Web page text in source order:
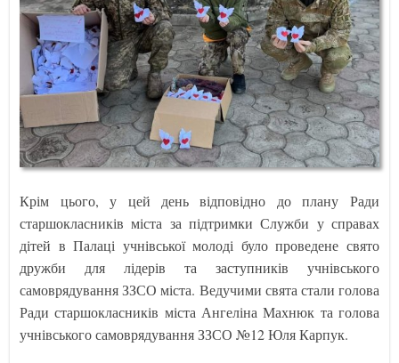
Крім цього, у цей день відповідно до плану Ради
старшокласників міста за підтримки Служби у справах
дітей в Палаці учнівської молоді було проведене свято
дружби для лідерів та заступників учнівського
самоврядування ЗЗСО міста. Ведучими свята стали голова
Ради старшокласників міста Ангеліна Махнюк та голова
учнівського самоврядування ЗЗСО №12 Юля Карпук.